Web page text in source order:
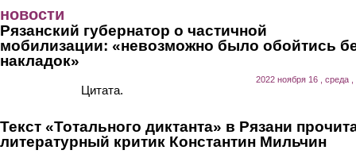
новости
Рязанский губернатор о частичной
мобилизации: «невозможно было обойтись
накладок»
2022 ноября 16 , среда ,
Цитата.
Текст «Тотального диктанта» в Рязани
литературный критик Константин Мильчин